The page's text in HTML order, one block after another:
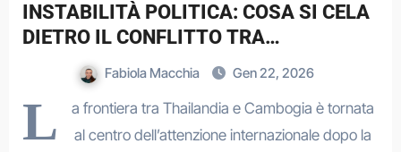
INSTABILITÀ POLITICA: COSA SI CELA
DIETRO IL CONFLITTO TRA
THAILANDIA E CAMBOGIA
Fabiola Macchia Gen 22, 2026
L
a frontiera tra Thailandia e Cambogia è tornata
al centro dell’attenzione internazionale dopo la